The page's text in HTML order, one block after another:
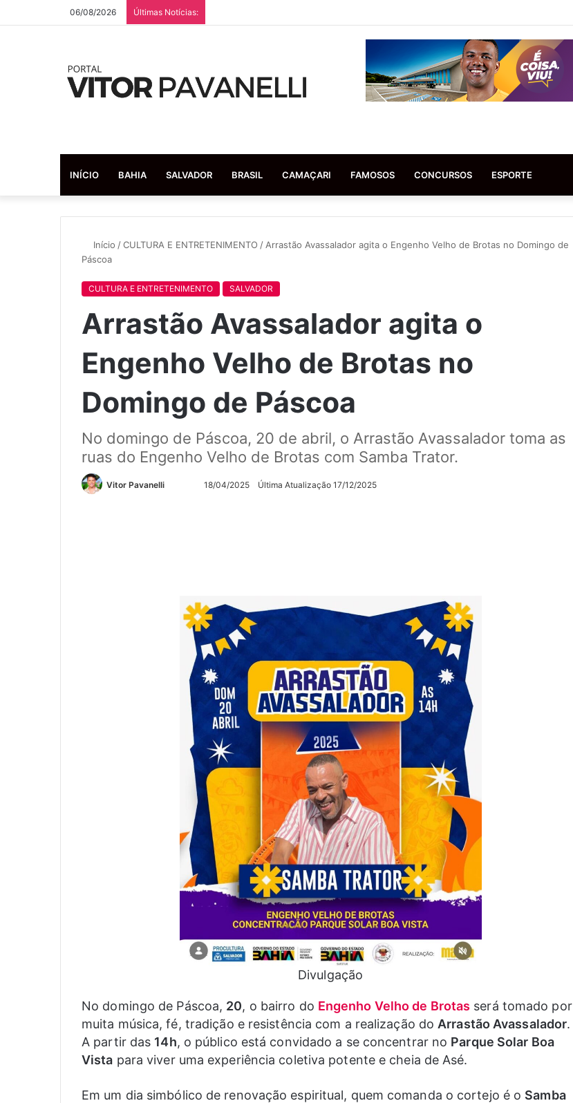
06/08/2026 Últimas Notícias:
INÍCIO BAHIA SALVADOR BRASIL CAMAÇARI FAMOSOS CONCURSOS ESPORTE
Início /CULTURA E ENTRETENIMENTO / Arrastão Avassalador agita o Engenho Velho de Brotas no Domingo de
Páscoa
CULTURA E ENTRETENIMENTO SALVADOR
Arrastão Avassalador agita o
Engenho Velho de Brotas no
Domingo de Páscoa
No domingo de Páscoa, 20 de abril, o Arrastão Avassalador toma as
ruas do Engenho Velho de Brotas com Samba Trator.
Vitor Pavanelli
Mande18/04/2025 Última Atualização 17/12/2025
Divulgação
No domingo de Páscoa, 20, o bairro do Engenho Velho de Brotas será tomado por
muita música, fé, tradição e resistência com a realização do Arrastão Avassalador.
A partir das 14h, o público está convidado a se concentrar no Parque Solar Boa
Vista para viver uma experiência coletiva potente e cheia de Asé.
Em um dia simbólico de renovação espiritual, quem comanda o cortejo é o Samba